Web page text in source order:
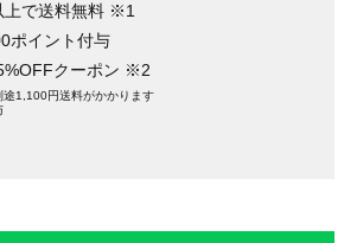
上で送料無料 ※1
ポイント付与
クーポン ※2
1,100円送料がかかります